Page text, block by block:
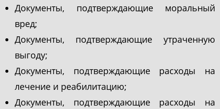
Документы, подтверждающие моральный
вред;
Документы, подтверждающие утраченную
выгоду;
Документы, подтверждающие расходы на
лечение и реабилитацию;
Документы, подтверждающие расходы на